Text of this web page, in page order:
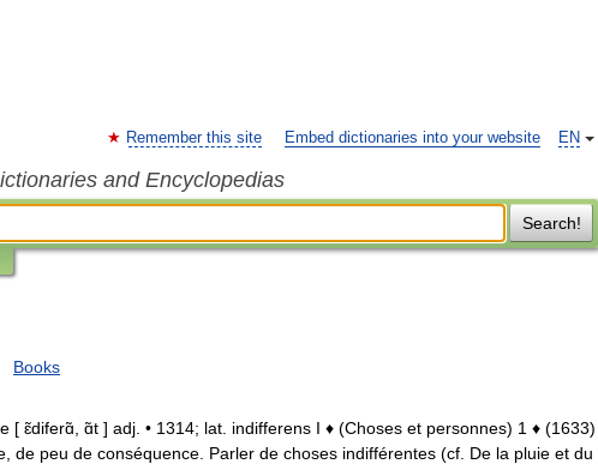
EN
Remember this site Embed dictionaries into your website
and Encyclopedias
Search!
Books
[ ɛ̃diferɑ̃, ɑ̃t ] adj. • 1314; lat. indifferens I ♦ (Choses et personnes) 1 ♦ (1633)
de peu de conséquence. Parler de choses indifférentes (cf. De la pluie et du